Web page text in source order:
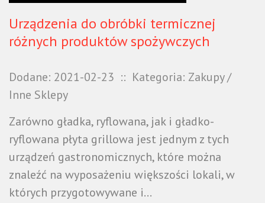
Urządzenia do obróbki termicznej
różnych produktów spożywczych
Dodane: 2021-02-23 :: Kategoria: Zakupy /
Inne Sklepy
Zarówno gładka, ryflowana, jak i gładko-
ryflowana płyta grillowa jest jednym z tych
urządzeń gastronomicznych, które można
znaleźć na wyposażeniu większości lokali, w
których przygotowywane i...